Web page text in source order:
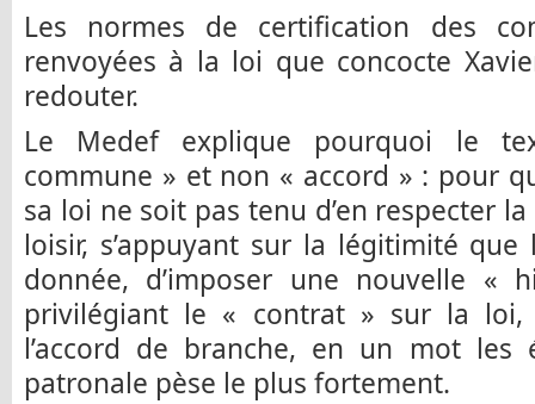
Les normes de certification des
renvoyées à la loi que concocte
redouter.
Le Medef explique pourquoi le
commune » et non « accord » : pour
sa loi ne soit pas tenu d’en respecter
loisir, s’appuyant sur la légitimité
donnée, d’imposer une nouvelle «
privilégiant le « contrat » sur la loi,
l’accord de branche, en un mot les
patronale pèse le plus fortement.